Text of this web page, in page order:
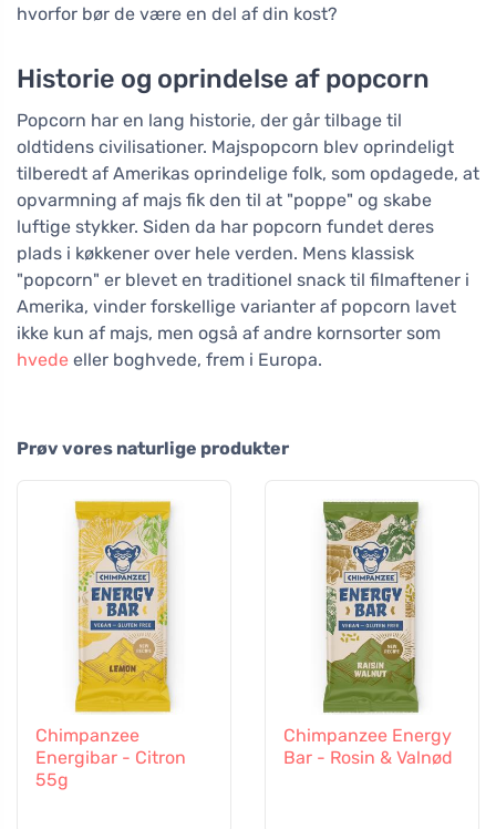
hvorfor bør de være en del af din kost?
Historie og oprindelse af popcorn
Popcorn har en lang historie, der går tilbage til
oldtidens civilisationer. Majspopcorn blev oprindeligt
tilberedt af Amerikas oprindelige folk, som opdagede, at
opvarmning af majs fik den til at "poppe" og skabe
luftige stykker. Siden da har popcorn fundet deres
plads i køkkener over hele verden. Mens klassisk
"popcorn" er blevet en traditionel snack til filmaftener i
Amerika, vinder forskellige varianter af popcorn lavet
ikke kun af majs, men også af andre kornsorter som
hvede eller boghvede, frem i Europa.
Prøv vores naturlige produkter
Chimpanzee
Energibar - Citron
55g
Chimpanzee Energy
Bar - Rosin & Valnød